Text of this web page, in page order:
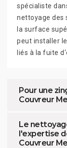
spécialiste
nettoyage des
la surface
peut installer
liés à la fuite
Pour une
Couvreur
Le
l'expertise
Couvreur